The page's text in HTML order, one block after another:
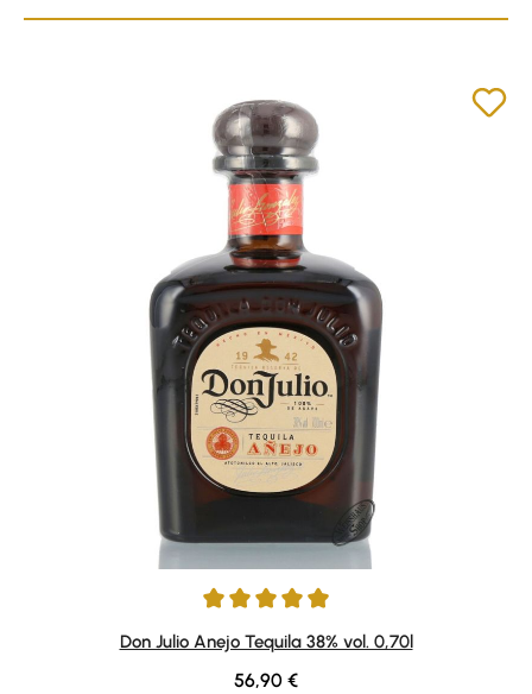
Durchschnittliche Bewertung von 4.91 von 5 Sternen
Don Julio Anejo Tequila 38% vol. 0,70l
Regulärer Preis:
56,90 €